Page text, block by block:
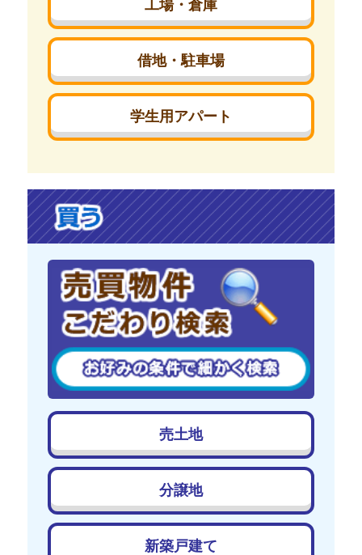
工場・倉庫
借地・駐車場
学生用アパート
売土地
分譲地
新築戸建て